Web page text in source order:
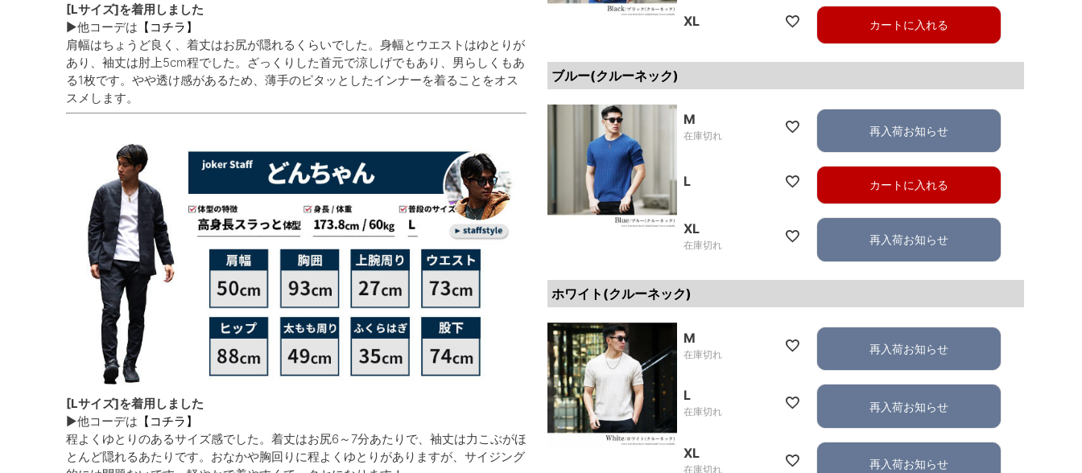
[Lサイズ]を着用しました
▶他コーデは 【コチラ】
肩幅はちょうど良く、着丈はお尻が隠れるくらいでした。身幅とウエストはゆとりが
あり、袖丈は肘上5cm程でした。ざっくりした首元で涼しげでもあり、男らしくもあ
る1枚です。やや透け感があるため、薄手のピタッとしたインナーを着ることをオス
スメします。
[Lサイズ]を着用しました
▶他コーデは 【コチラ】
程よくゆとりのあるサイズ感でした。着丈はお尻6～7分あたりで、袖丈は力こぶがほ
とんど隠れるあたりです。おなかや胸回りに程よくゆとりがありますが、サイジング
XL カートに入れる
ブルー(クルーネック)
M
在庫切れ 再入荷お知らせ
L カートに入れる
XL
在庫切れ 再入荷お知らせ
ホワイト(クルーネック)
M
在庫切れ 再入荷お知らせ
L
在庫切れ 再入荷お知らせ
XL
在庫切れ 再入荷お知らせ